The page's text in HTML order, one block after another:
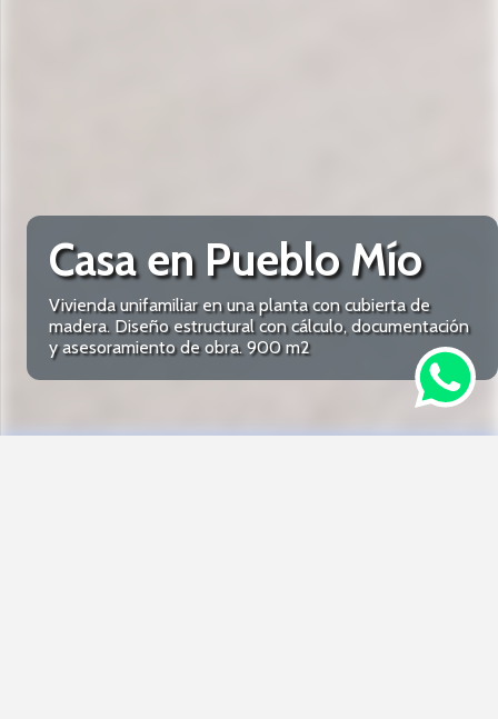
Casa en Pueblo Mío
Vivienda unifamiliar en una planta con cubierta de
madera. Diseño estructural con cálculo, documentación
y asesoramiento de obra. 900 m2